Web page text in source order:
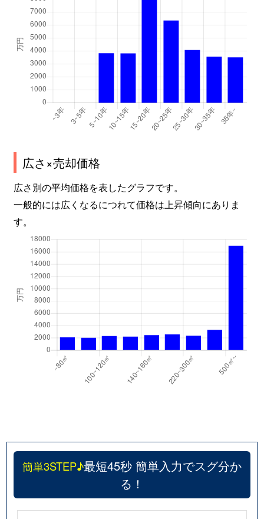
広さ×売却価格
広さ別の平均価格を表したグラフです。
一般的には広くなるにつれて価格は上昇傾向にありま
す。
簡単3STEP♪最短45秒 簡単入力でスグ分か
る！